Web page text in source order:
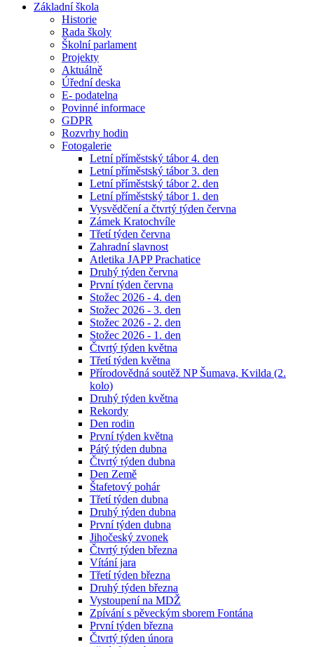
Základní škola
Historie
Rada školy
Školní parlament
Projekty
Aktuálně
Úřední deska
E- podatelna
Povinné informace
GDPR
Rozvrhy hodin
Fotogalerie
Letní příměstský tábor 4. den
Letní příměstský tábor 3. den
Letní příměstský tábor 2. den
Letní příměstský tábor 1. den
Vysvědčení a čtvrtý týden června
Zámek Kratochvíle
Třetí týden června
Zahradní slavnost
Atletika JAPP Prachatice
Druhý týden června
První týden června
Stožec 2026 - 4. den
Stožec 2026 - 3. den
Stožec 2026 - 2. den
Stožec 2026 - 1. den
Čtvrtý týden května
Třetí týden května
Přírodovědná soutěž NP Šumava, Kvilda (2.
kolo)
Druhý týden května
Rekordy
Den rodin
První týden května
Pátý týden dubna
Čtvrtý týden dubna
Den Země
Štafetový pohár
Třetí týden dubna
Druhý týden dubna
První týden dubna
Jihočeský zvonek
Čtvrtý týden března
Vítání jara
Třetí týden března
Druhý týden března
Vystoupení na MDŽ
Zpívání s pěveckým sborem Fontána
První týden března
Čtvrtý týden února